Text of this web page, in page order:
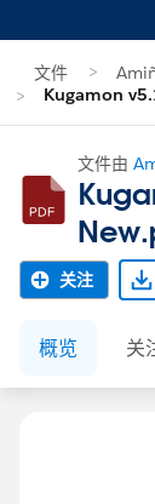
文件
Kugamon
文件由
关注
概览 关